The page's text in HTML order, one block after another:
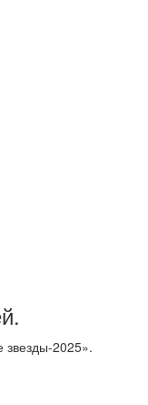
.
звезды-2025».